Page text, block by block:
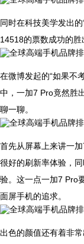
同时在科技美学发出
14518的票数成功的胜
在微博发起的“如果不
中，一加7 Pro竟然胜
聊一聊。
首先从屏幕上来讲一
很好的刷新率体验，
验。这一点一加7 Pro
面屏手机的追求。
出色的颜值还有着非